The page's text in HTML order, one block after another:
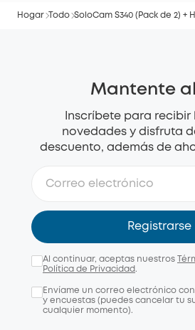
Hogar Todo SoloCam S340 (Pack de 2) +
Mantente
Inscríbete para recibir
novedades y disfruta
descuento, además de
Registrarse
Al continuar, aceptas nuestros
Política de Privacidad.
Envíame un correo electrónico
y encuestas (puedes cancelar tu
cualquier momento).